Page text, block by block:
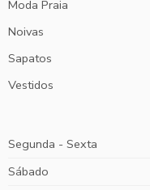
Moda Praia
Noivas
Sapatos
Vestidos
Segunda - Sexta
Sábado